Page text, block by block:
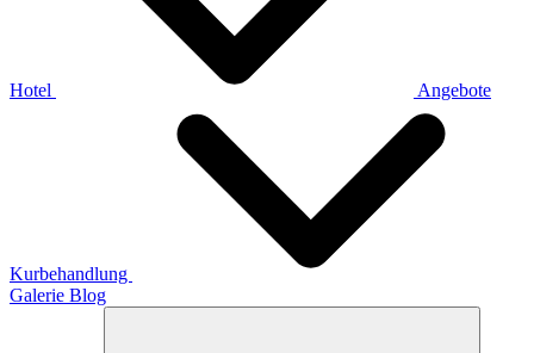
Hotel Angebote
Kurbehandlung
Galerie Blog